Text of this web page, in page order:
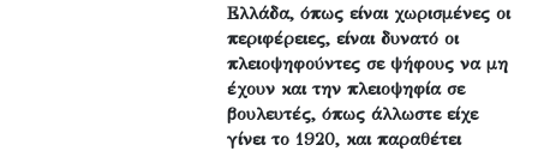
Ελλάδα, όπως είναι χωρισμένες οι
περιφέρειες, είναι δυνατό οι
πλειοψηφούντες σε ψήφους να μη
έχουν και την πλειοψηφία σε
βουλευτές, όπως άλλωστε είχε
γίνει το 1920, και παραθέτει